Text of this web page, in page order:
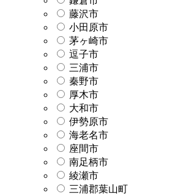
藤沢市
小田原市
茅ヶ崎市
逗子市
三浦市
秦野市
厚木市
大和市
伊勢原市
海老名市
座間市
南足柄市
綾瀬市
三浦郡葉山町